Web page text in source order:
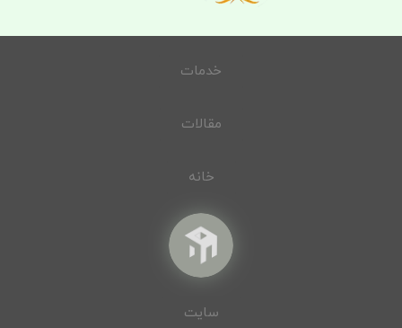
خدمات
مقالات
خانه
سایت